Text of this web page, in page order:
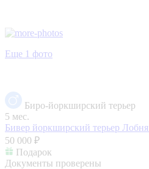
Еще 1 фото
Биро-йоркширский терьер
5 мес.
Бивер йоркширский терьер Лобня
50 000 ₽
Подарок
Документы проверены